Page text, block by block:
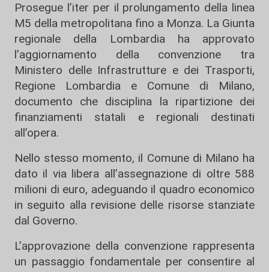
Prosegue l’iter per il prolungamento della linea
M5 della metropolitana fino a Monza. La Giunta
regionale della Lombardia ha approvato
l’aggiornamento della convenzione tra
Ministero delle Infrastrutture e dei Trasporti,
Regione Lombardia e Comune di Milano,
documento che disciplina la ripartizione dei
finanziamenti statali e regionali destinati
all’opera.
Nello stesso momento, il Comune di Milano ha
dato il via libera all’assegnazione di oltre 588
milioni di euro, adeguando il quadro economico
in seguito alla revisione delle risorse stanziate
dal Governo.
L’approvazione della convenzione rappresenta
un passaggio fondamentale per consentire al